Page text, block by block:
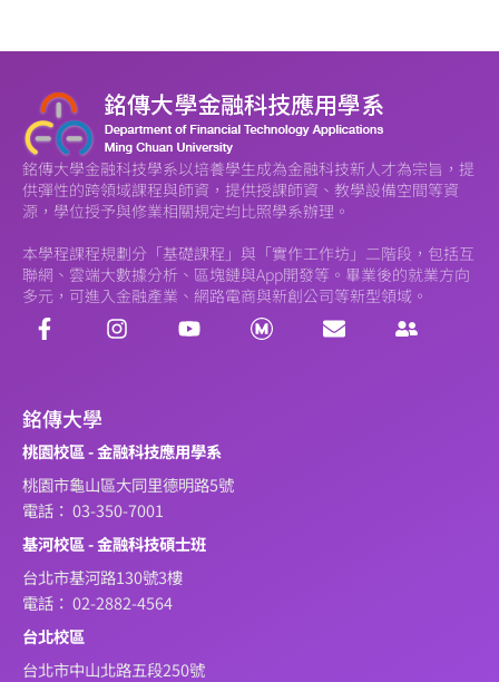
銘傳大學金融科技學系以培養學生成為金融科技新人才為宗旨，提
供彈性的跨領域課程與師資，提供授課師資、教學設備空間等資
源，學位授予與修業相關規定均比照學系辦理。
本學程課程規劃分「基礎課程」與「實作工作坊」二階段，包括互
聯網、雲端大數據分析、區塊鏈與App開發等。畢業後的就業方向
多元，可進入金融產業、網路電商與新創公司等新型領域。
銘傳大學
桃園校區 - 金融科技應用學系
桃園市龜山區大同里德明路5號
電話： 03-350-7001
基河校區 - 金融科技碩士班
台北市基河路130號3樓
電話： 02-2882-4564
台北校區
台北市中山北路五段250號